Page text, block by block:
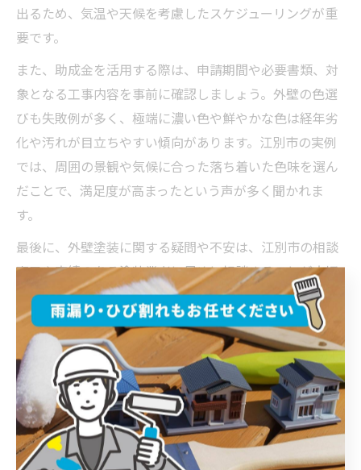
出るため、気温や天候を考慮したスケジューリングが重
要です。
また、助成金を活用する際は、申請期間や必要書類、対
象となる工事内容を事前に確認しましょう。外壁の色選
びも失敗例が多く、極端に濃い色や鮮やかな色は経年劣
化や汚れが目立ちやすい傾向があります。江別市の実例
では、周囲の景観や気候に合った落ち着いた色味を選ん
だことで、満足度が高まったという声が多く聞かれま
す。
最後に、外壁塗装に関する疑問や不安は、江別市の相談
窓口や実績のある塗装業者に早めに相談することが大切
です。事前準備と正しい情報収集が、後悔しない外壁塗
装への第一歩となります。
江別市の外壁塗装助成金を正しく活用
する秘訣
外壁塗装の助成金を江別市で活用するポイント